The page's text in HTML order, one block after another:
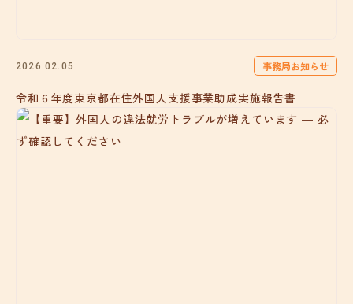
2026.02.05 事務局お知らせ
令和６年度東京都在住外国人支援事業助成実施報告書